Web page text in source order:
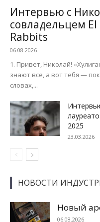
Интервью с
совладельцем
Rabbits
06.08.2026
1. Привет, Николай!
знают все, а вот тебя —
словах,...
2025
23.03.2026
НОВОСТИ
Новый
06.08.2026